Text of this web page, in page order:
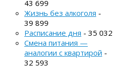
43 699
Жизнь без алкоголя -
39 899
Расписание дня - 35 032
Смена питания —
аналогии с квартирой -
32 593